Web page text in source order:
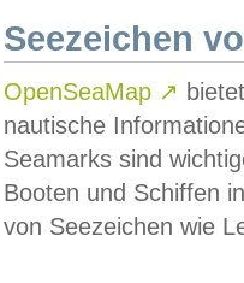
Seezeichen
OpenSeaMap ↗
nautische
Seamarks sind
Booten und Schiffen
von Seezeichen wie